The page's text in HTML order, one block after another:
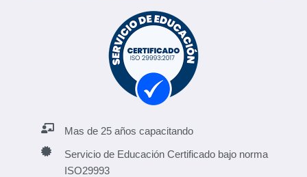
Mas de 25 años capacitando
Servicio de Educación Certificado bajo norma
ISO29993